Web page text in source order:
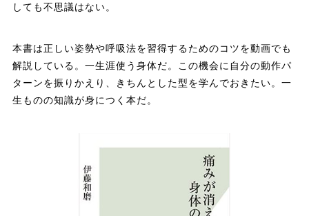
しても不思議はない。
本書は正しい姿勢や呼吸法を習得するためのコツを動画でも
解説している。一生涯使う身体だ。この機会に自分の動作パ
ターンを振りかえり、きちんとした型を学んでおきたい。一
生ものの知識が身につく本だ。